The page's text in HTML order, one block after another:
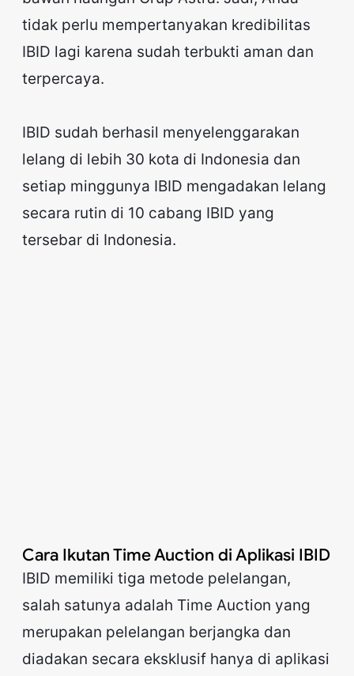
tidak perlu mempertanyakan kredibilitas
IBID lagi karena sudah terbukti aman dan
terpercaya.
IBID sudah berhasil menyelenggarakan
lelang di lebih 30 kota di Indonesia dan
setiap minggunya IBID mengadakan lelang
secara rutin di 10 cabang IBID yang
tersebar di Indonesia.
Cara Ikutan Time Auction di Aplikasi IBID
IBID memiliki tiga metode pelelangan,
salah satunya adalah Time Auction yang
merupakan pelelangan berjangka dan
diadakan secara eksklusif hanya di aplikasi